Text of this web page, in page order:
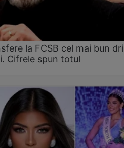
la FCSB cel mai bun
Cifrele spun totul